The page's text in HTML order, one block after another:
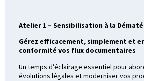
Atelier 1 – Sensibilisation à la
Gérez efficacement, simplement et
conformité vos flux documentaires
Un temps d’éclairage essentiel pour
évolutions légales et moderniser vos